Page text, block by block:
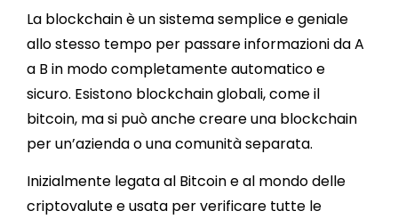
La blockchain è un sistema semplice e geniale
allo stesso tempo per passare informazioni da A
a B in modo completamente automatico e
sicuro. Esistono blockchain globali, come il
bitcoin, ma si può anche creare una blockchain
per un’azienda o una comunità separata.
Inizialmente legata al Bitcoin e al mondo delle
criptovalute e usata per verificare tutte le